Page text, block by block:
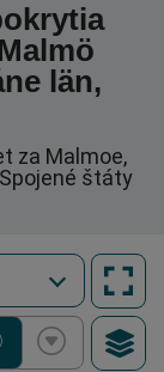
län,
za Malmoe,
štáty